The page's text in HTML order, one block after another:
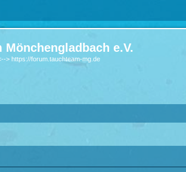
Mönchengladbach e.V.
> https://forum.tauchteam-mg.de